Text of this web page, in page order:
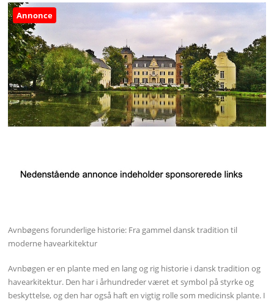
Annonce
Avnbøgens forunderlige historie: Fra gammel dansk tradition til
moderne havearkitektur
Avnbøgen er en plante med en lang og rig historie i dansk tradition og
havearkitektur. Den har i århundreder været et symbol på styrke og
beskyttelse, og den har også haft en vigtig rolle som medicinsk plante. I